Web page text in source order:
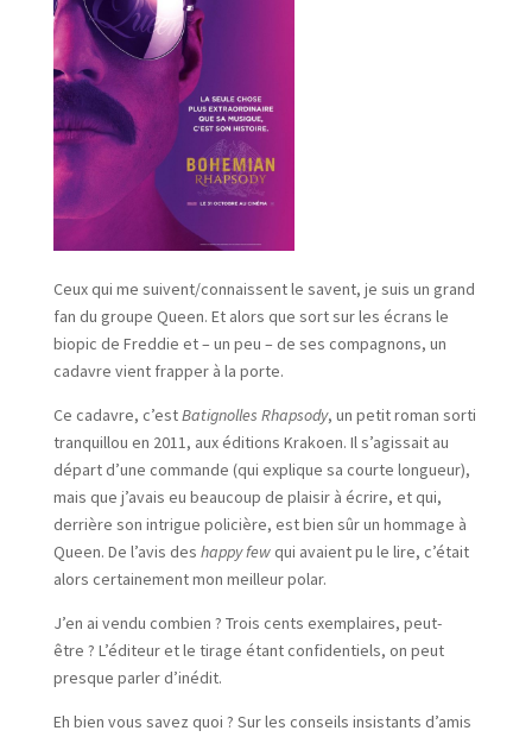
Ceux qui me suivent/connaissent le savent, je suis un grand
fan du groupe Queen. Et alors que sort sur les écrans le
biopic de Freddie et – un peu – de ses compagnons, un
cadavre vient frapper à la porte.
Ce cadavre, c’estBatignolles Rhapsody, un petit roman sorti
tranquillou en 2011, aux éditions Krakoen. Il s’agissait au
départ d’une commande (qui explique sa courte longueur),
mais que j’avais eu beaucoup de plaisir à écrire, et qui,
derrière son intrigue policière, est bien sûr un hommage à
Queen. De l’avis des happy fewqui avaient pu le lire, c’était
alors certainement mon meilleur polar.
J’en ai vendu combien ? Trois cents exemplaires, peut-
être ? L’éditeur et le tirage étant confidentiels, on peut
presque parler d’inédit.
Eh bien vous savez quoi ? Sur les conseils insistants d’amis